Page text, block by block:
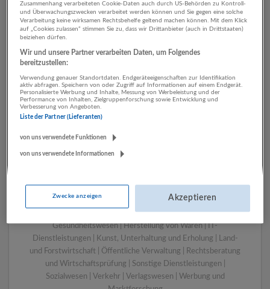
1 Pädagogik, Bildung,
Kinderbetreuung Bau
Unternehmen
Bergheim bei Salzburg
Bau | Beherbergung und Gastronomie | Einzelhandel |
Energieversorgung | Finanz- und Versicherungsleistungen |
Gesundheitswesen | Herstellung von Waren | IT-
Dienstleistungen | Kunst, Unterhaltung und Erholung | Land-
und Forstwirtschaft | Öffentliche Verwaltung | Rechtsberatung
und Wirtschaftsprüfung | Sonstige Dienstleistungen |
Sozialwesen | Verkehr | Verlagswesen | Werbung und
Zusammenhang verarbeiteten Cookie-Daten auch durch US-Behörden zu Kontroll-
und Überwachungszwecken verarbeitet werden können und Sie gegen eine solche
Verarbeitung keine wirksamen Rechtsbehelfe geltend machen können. Mit dem Klick
auf „Cookies zulassen“ stimmen Sie zu, dass wir Drittanbieter (auch in Drittstaaten)
beiziehen dürfen.
Wir und unsere Partner verarbeiten Daten, um Folgendes
bereitzustellen:
Verwendung genauer Standortdaten. Endgeräteeigenschaften zur Identifikation
aktiv abfragen. Speichern von oder Zugriff auf Informationen auf einem Endgerät.
Personalisierte Werbung und Inhalte, Messung von Werbeleistung und der
Performance von Inhalten, Zielgruppenforschung sowie Entwicklung und
Verbesserung von Angeboten.
Liste der Partner (Lieferanten)
von uns verwendete Funktionen
von uns verwendete Informationen
Zwecke anzeigen Akzeptieren